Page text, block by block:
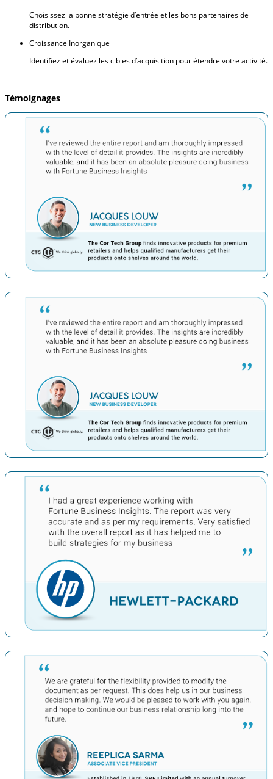
Choisissez la bonne stratégie d’entrée et les bons partenaires de
distribution.
Croissance Inorganique
Identifiez et évaluez les cibles d’acquisition pour étendre votre activité.
Témoignages